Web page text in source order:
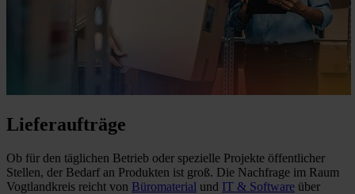
Lieferaufträge
Ob für den täglichen Betrieb oder spezielle Projekte öffentlicher
Stellen, der Bedarf an Produkten ist groß. Die Nachfrage im Raum
Vogtlandkreis reicht von Büromaterial und IT & Software über